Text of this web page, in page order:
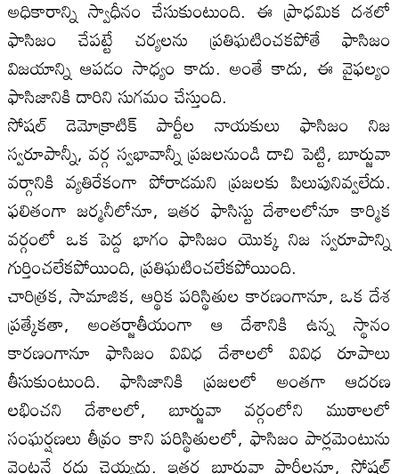
అధికారాన్ని స్వాధీనం చేసుకుంటుంది. ఈ ప్రాధమిక దశలో
ఫాసిజం చేపట్టే చర్యలను ప్రతిఘటించకపోతే ఫాసిజం
విజయాన్ని ఆపడం సాధ్యం కాదు. అంతే కాదు, ఈ వైఫల్యం
ఫాసిజానికి దారిని సుగమం చేస్తుంది.
సోషల్ డెమోక్రాటిక్ పార్టీల నాయకులు ఫాసిజం నిజ
స్వరూపాన్నీ, వర్గ స్వభావాన్నీ ప్రజలనుండి దాచి పెట్టి, బూర్జువా
వర్గానికి వ్యతిరేకంగా పోరాడమని ప్రజలకు పిలుపునివ్వలేదు.
ఫలితంగా జర్మనీలోనూ, ఇతర ఫాసిస్టు దేశాలలోనూ కార్మిక
వర్గంలో ఒక పెద్ద భాగం ఫాసిజం యొక్క నిజ స్వరూపాన్ని
గుర్తించలేకపోయింది, ప్రతిఘటించలేకపోయింది.
చారిత్రక, సామాజిక, ఆర్థిక పరిస్థితుల కారణంగానూ, ఒక దేశ
ప్రత్కేకతా, అంతర్జాతీయంగా ఆ దేశానికి ఉన్న స్థానం
కారణంగానూ ఫాసిజం వివిధ దేశాలలో వివిధ రూపాలు
తీసుకుంటుంది. ఫాసిజానికి ప్రజలలో అంతగా ఆదరణ
లభించని దేశాలలో, బూర్జువా వర్గంలోని ముఠాలలో
సంఘర్షణలు తీవ్రం కాని పరిస్థితులలో, ఫాసిజం పార్లమెంటును
వెంటనే రద్దు చెయ్యదు. ఇతర బూర్జువా పార్టీలనూ, సోషల్